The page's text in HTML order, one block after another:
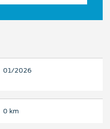
01/2026
0 km